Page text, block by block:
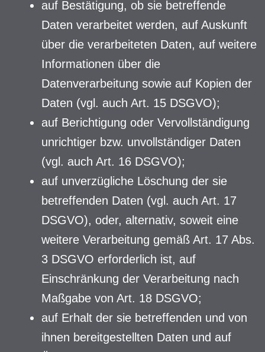
auf Bestätigung, ob sie betreffende
Daten verarbeitet werden, auf Auskunft
über die verarbeiteten Daten, auf weitere
Informationen über die
Datenverarbeitung sowie auf Kopien der
Daten (vgl. auch Art. 15 DSGVO);
auf Berichtigung oder Vervollständigung
unrichtiger bzw. unvollständiger Daten
(vgl. auch Art. 16 DSGVO);
auf unverzügliche Löschung der sie
betreffenden Daten (vgl. auch Art. 17
DSGVO), oder, alternativ, soweit eine
weitere Verarbeitung gemäß Art. 17 Abs.
3 DSGVO erforderlich ist, auf
Einschränkung der Verarbeitung nach
Maßgabe von Art. 18 DSGVO;
auf Erhalt der sie betreffenden und von
ihnen bereitgestellten Daten und auf